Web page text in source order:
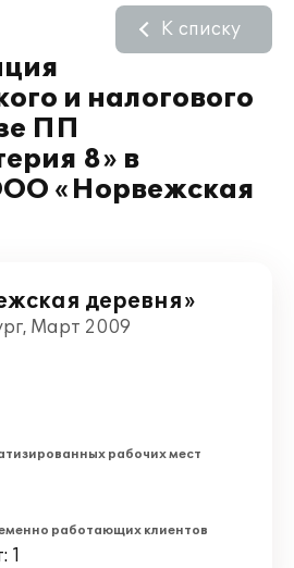
и налогового
ПП
8» в
«Норвежская
К списку
деревня»
Март 2009
рабочих мест
работающих клиентов
1